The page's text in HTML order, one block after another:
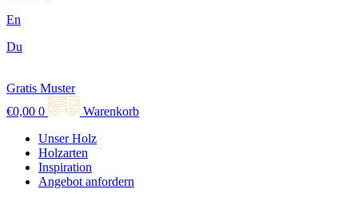
En
Du
Gratis Muster
€0,00 0
Warenkorb
Unser Holz
Holzarten
Inspiration
Angebot anfordern